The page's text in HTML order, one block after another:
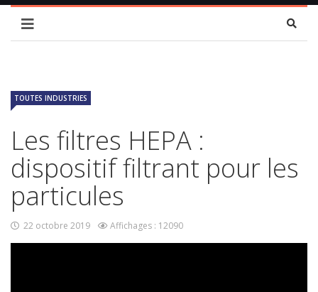
Les filtres HEPA :
dispositif filtrant pour les
particules
TOUTES INDUSTRIES
22 octobre 2019 Affichages : 12090